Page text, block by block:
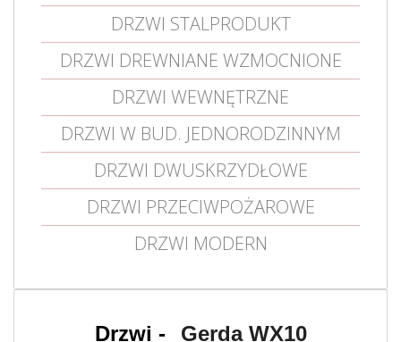
DRZWI STALPRODUKT
DRZWI DREWNIANE WZMOCNIONE
DRZWI WEWNĘTRZNE
DRZWI W BUD. JEDNORODZINNYM
DRZWI DWUSKRZYDŁOWE
DRZWI PRZECIWPOŻAROWE
DRZWI MODERN
Gerda WX10